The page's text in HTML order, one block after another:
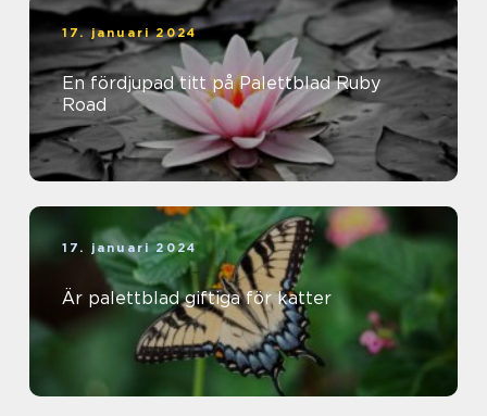
17. januari 2024
En fördjupad titt på Palettblad Ruby
Road
17. januari 2024
Är palettblad giftiga för katter